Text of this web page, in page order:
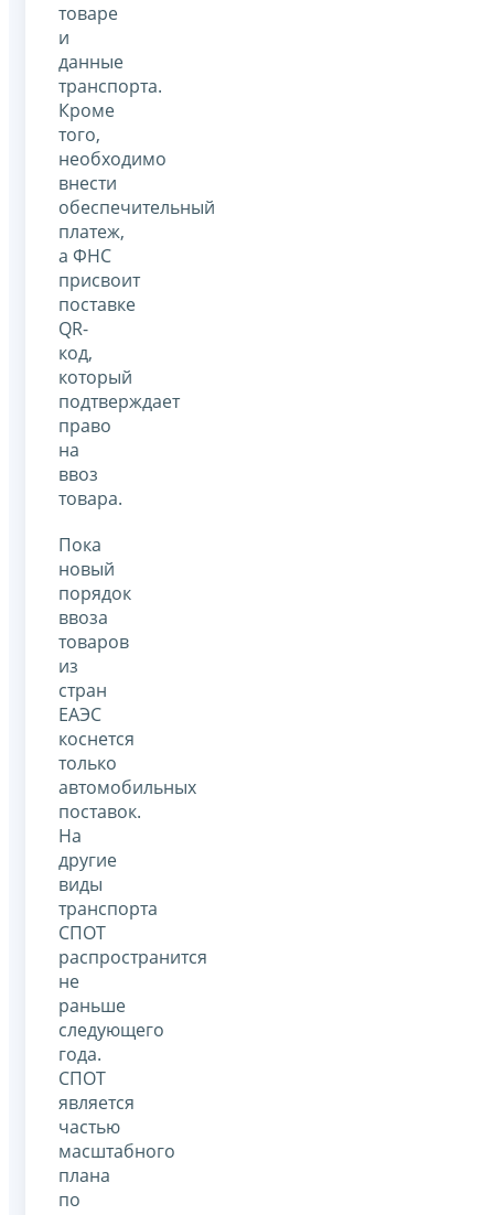
товаре
и
данные
транспорта.
Кроме
того,
необходимо
внести
обеспечительный
платеж,
а ФНС
присвоит
поставке
QR-
код,
который
подтверждает
право
на
ввоз
товара.
Пока
новый
порядок
ввоза
товаров
из
стран
ЕАЭС
коснется
только
автомобильных
поставок.
На
другие
виды
транспорта
СПОТ
распространится
не
раньше
следующего
года.
СПОТ
является
частью
масштабного
плана
по